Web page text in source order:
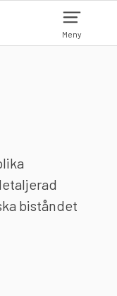
Meny
biståndet